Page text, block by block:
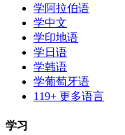
学阿拉伯语
学中文
学印地语
学日语
学韩语
学葡萄牙语
119+ 更多语言
学习